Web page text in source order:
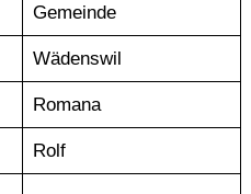
Gemeinde
Wädenswil
Romana
Rolf